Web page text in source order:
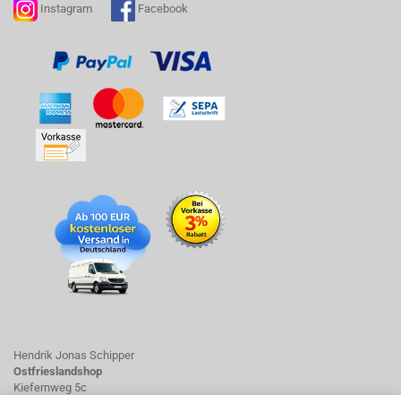
Instagram Facebook
Hendrik Jonas Schipper
Ostfrieslandshop
Kiefernweg 5c